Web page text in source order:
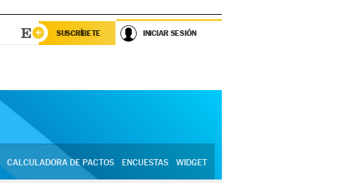
SUSCRÍBETE INICIAR SESIÓN
CALCULADORA DE PACTOS ENCUESTAS WIDGET